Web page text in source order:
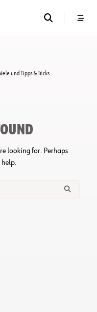
und Tipps & Tricks.
looking for. Perhaps
help.